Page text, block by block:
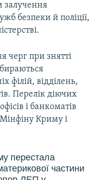
залучення
безпеки й поліції,
черг при знятті
філій, відділень,
Перелік діючих
і банкоматів
Мінфіну Криму і
перестала
частини